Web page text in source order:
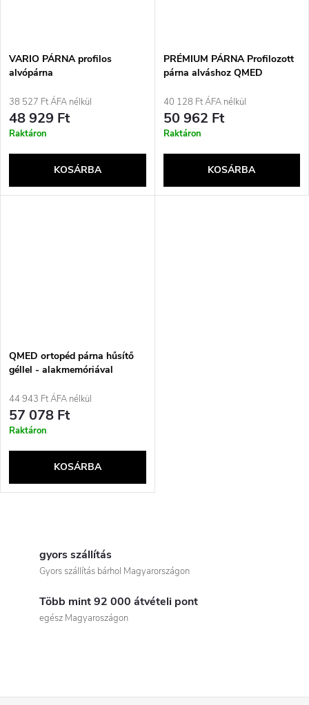
VARIO PÁRNA profilos
alvópárna
38 527 Ft ÁFA nélkül
48 929 Ft
Raktáron
KOSÁRBA
PRÉMIUM PÁRNA Profilozott
párna alváshoz QMED
40 128 Ft ÁFA nélkül
50 962 Ft
Raktáron
KOSÁRBA
QMED ortopéd párna hűsítő
géllel - alakmemóriával
44 943 Ft ÁFA nélkül
57 078 Ft
Raktáron
KOSÁRBA
r
gyors szállítás
Gyors szállítás bárhol Magyarországon
Több mint 92 000 átvételi pont
egész Magyaroszágon